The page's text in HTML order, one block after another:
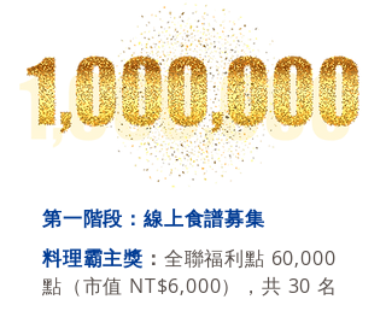
第一階段：線上食譜募集
料理霸主獎 ： 全聯福利點 60,000
點（市值 NT$6,000），共 30 名